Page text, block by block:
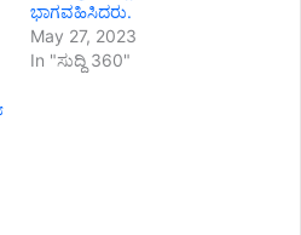
ಭಾಗವಹಿಸಿದರು.
May 27, 2023
In "ಸುದ್ದಿ 360"